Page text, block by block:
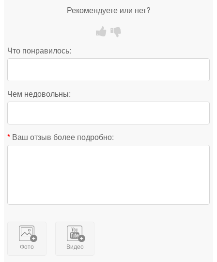
Рекомендуете или нет?
Что понравилось:
Чем недовольны:
Ваш отзыв более подробно:
Фото Видео